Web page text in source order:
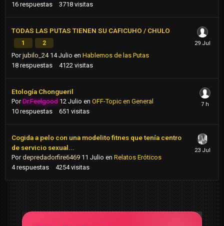
16 respuestas 3718 visitas
TODAS LAS PUTAS TIENEN SU CAFICUHO / CHULO
1 2
Porjubilo_24 14 Julio en Hablemos de las Putas
18 respuestas 4122 visitas
Etología Chongueril
PorDr.Feelgood 12 Julio en OFF-Topic en General
10 respuestas 651 visitas
Cogida a pelo con una modelito fitnes que tenía centro
de servicio sexual...
Pordepredadorfire6469 11 Julio en Relatos Eróticos
4 respuestas 4254 visitas